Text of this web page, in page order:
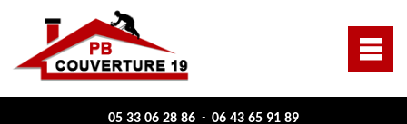
05 33 06 28 86 - 06 43 65 91 89